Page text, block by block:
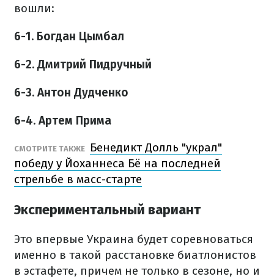
вошли:
6-1. Богдан Цымбал
6-2. Дмитрий Пидручный
6-3. Антон Дудченко
6-4. Артем Прима
СМОТРИТЕ ТАКЖЕ
Бенедикт Долль "украл"
победу у Йоханнеса Бё на последней
стрельбе в масс-старте
Экспериментальный вариант
Это впервые Украина будет соревноваться
именно в такой расстановке биатлонистов
в эстафете, причем не только в сезоне, но и